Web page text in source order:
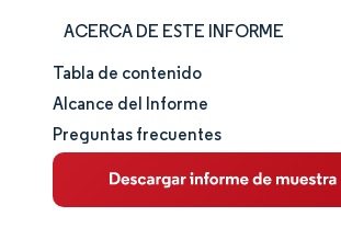
ACERCA DE ESTE INFORME
Tamaño y cuota de mercado
Análisis de mercado
Tendencias e ideas
Tabla de contenido
Alcance del Informe
Preguntas frecuentes